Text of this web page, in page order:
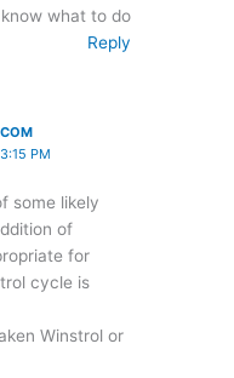
what to do
Reply
PM
some likely
of
for
cycle is
Winstrol or